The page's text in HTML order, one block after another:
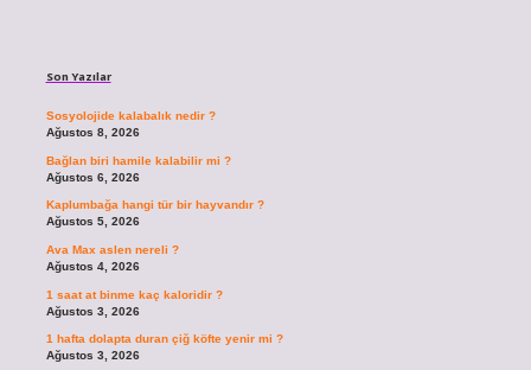
Son Yazılar
Sosyolojide kalabalık nedir ?
Ağustos 8, 2026
Bağlan biri hamile kalabilir mi ?
Ağustos 6, 2026
Kaplumbağa hangi tür bir hayvandır ?
Ağustos 5, 2026
Ava Max aslen nereli ?
Ağustos 4, 2026
1 saat at binme kaç kaloridir ?
Ağustos 3, 2026
1 hafta dolapta duran çiğ köfte yenir mi ?
Ağustos 3, 2026